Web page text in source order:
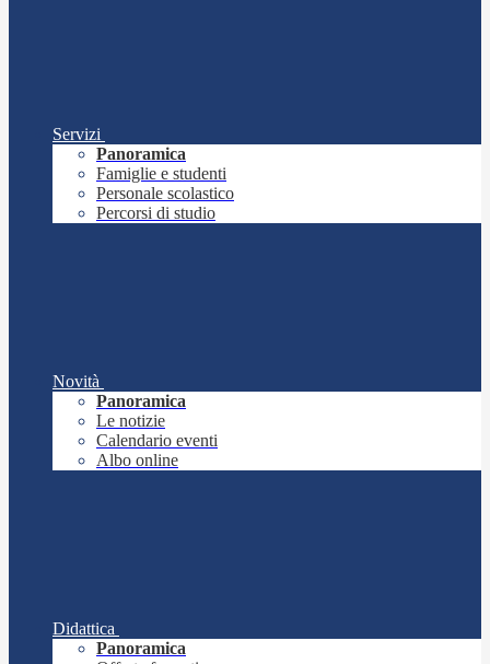
Servizi
Panoramica
Famiglie e studenti
Personale scolastico
Percorsi di studio
Novità
Panoramica
Le notizie
Calendario eventi
Albo online
Didattica
Panoramica